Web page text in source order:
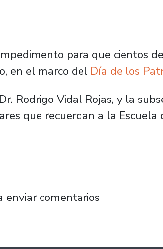
para que cientos
en el marco del Día de los
Rodrigo Vidal Rojas, y la
que recuerdan a la
por nuestra historia: así fue la
enviar comentarios